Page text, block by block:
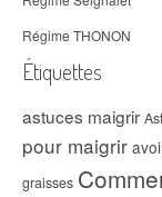
Régime THONON
Étiquettes
astuces maigrir
pour maigrir
graisses